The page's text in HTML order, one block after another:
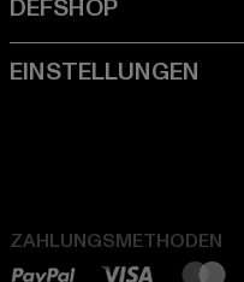
ZAHLUNGSMETHODEN